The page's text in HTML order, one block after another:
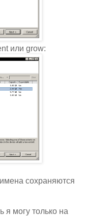
или grow:
сохраняются
я могу только на